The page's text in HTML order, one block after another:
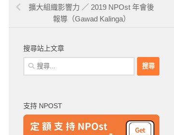
擴大組織影響力 ／ 2019 NPOst 年會後
報導（Gawad Kalinga）
搜尋站上文章
搜
尋
字:
支持 NPOST